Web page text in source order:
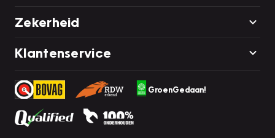
Zekerheid
Klantenservice
GroenGedaan!